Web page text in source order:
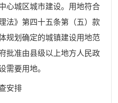
心城区城市建设。 用地符合
法》第四十五条第（五）款
规划确定的城镇建设用地范
批准由县级以上地方人民政
需要用地。
安排